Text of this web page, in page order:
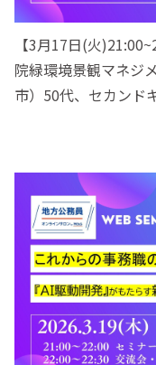
【3月17日(火
院緑環境景観マネジ
市）50代、セカンド